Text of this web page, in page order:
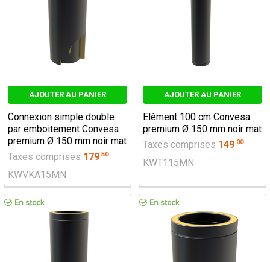
AJOUTER AU PANIER
Connexion simple double
par emboitement Convesa
premium Ø 150 mm noir mat
Taxes comprises 179.50
KWVKA15MN
AJOUTER AU PANIER
Elèment 100 cm Convesa
premium Ø 150 mm noir mat
Taxes comprises 149.00
KWT115MN